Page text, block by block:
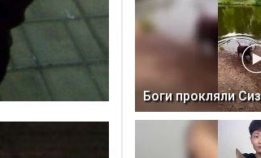
Боги прокляли